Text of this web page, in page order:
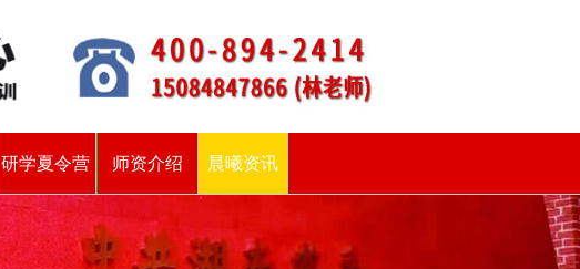
研学夏令营 师资介绍 晨曦资讯